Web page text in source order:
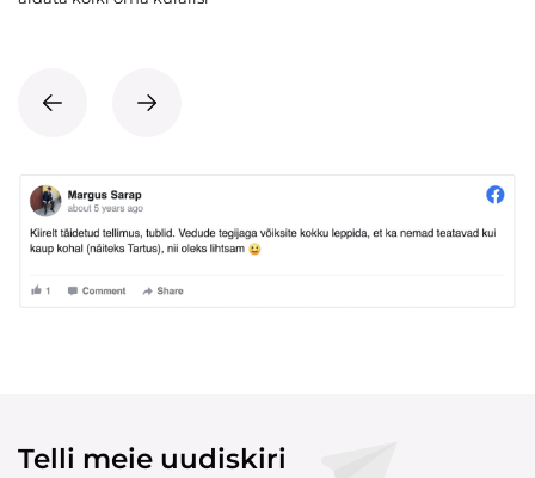
Telli meie uudiskiri